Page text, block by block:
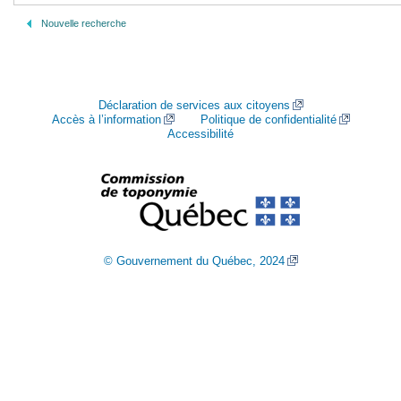
Nouvelle recherche
Déclaration de services aux citoyens
Accès à l’information
Politique de confidentialité
Accessibilité
© Gouvernement du Québec, 2024